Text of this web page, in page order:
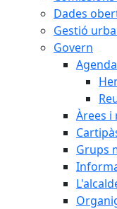
Dades
Gestió
Govern
Àrees i
Grups